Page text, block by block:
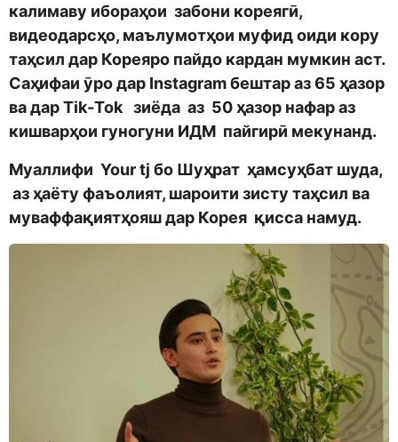
калимаву ибораҳои забони кореягӣ,
видеодарсҳо, маълумотҳои муфид оиди кору
таҳсил дар Кореяро пайдо кардан мумкин аст.
Саҳифаи ӯро дар Instagram бештар аз 65 ҳазор
ва дар Tik‑Tok зиёда аз 50 ҳазор нафар аз
кишварҳои гуногуни ИДМ пайгирӣ мекунанд.
Муаллифи Your tj бо Шуҳрат ҳамсуҳбат шуда,
аз ҳаёту фаъолият, шароити зисту таҳсил ва
муваффақиятҳояш дар Корея қисса намуд.